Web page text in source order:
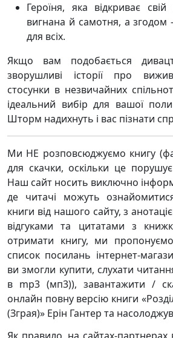
Героїня, яка відкриває
вигнана й самотня, а
для всіх.
Якщо вам подобається
зворушливі історії про
стосунки в незвичайних
ідеальний вибір для вашої
Шторм надихнуть і вас пізнати
Ми НЕ розповсюджуємо книгу
для скачки, оскільки це
Наш сайт носить виключно
де читачі можуть
книги від нашого сайту, з
відгуками та цитатами з
отримати книгу, ми
список посилань інтернет-
ви змогли купити, слухати
в mp3 (мп3)), завантажити /
онлайн повну версію книги
(Зграя)» Ерін Гантер та